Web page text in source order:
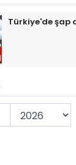
Türkiye'de şap